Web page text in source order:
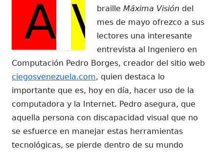
braille Máxima Visión del
mes de mayo ofrezco a sus
lectores una interesante
entrevista al Ingeniero en
Computación Pedro Borges, creador del sitio web
ciegosvenezuela.com, quien destaca lo
importante que es, hoy en día, hacer uso de la
computadora y la Internet. Pedro asegura, que
aquella persona con discapacidad visual que no
se esfuerce en manejar estas herramientas
tecnológicas, se pierde dentro de su mundo